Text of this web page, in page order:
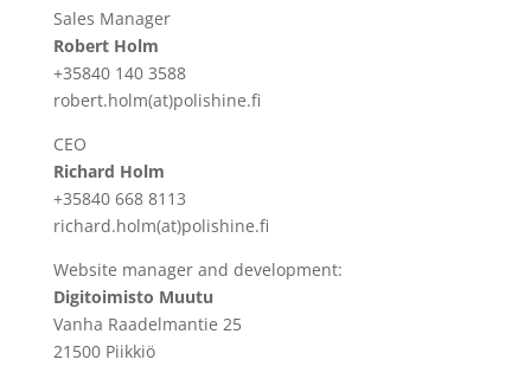
Sales Manager
Robert Holm
+35840 140 3588
robert.holm(at)polishine.fi
CEO
Richard Holm
+35840 668 8113
richard.holm(at)polishine.fi
Website manager and development:
Digitoimisto Muutu
Vanha Raadelmantie 25
21500 Piikkiö